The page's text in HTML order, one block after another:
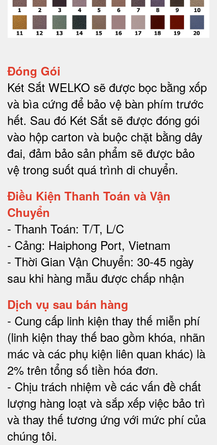
Đóng Gói
Két Sắt WELKO sẽ được bọc bằng xốp
và bìa cứng để bảo vệ bàn phím trước
hết. Sau đó Két Sắt sẽ được đóng gói
vào hộp carton và buộc chặt bằng dây
đai, đảm bảo sản phẩm sẽ được bảo
vệ trong suốt quá trình di chuyển.
Điều Kiện Thanh Toán và Vận
Chuyển
- Thanh Toán: T/T, L/C
- Cảng: Haiphong Port, Vietnam
- Thời Gian Vận Chuyển: 30-45 ngày
sau khi hàng mẫu được chấp nhận
Dịch vụ sau bán hàng
- Cung cấp linh kiện thay thế miễn phí
(linh kiện thay thế bao gồm khóa, nhãn
mác và các phụ kiện liên quan khác) là
2% trên tổng số tiền hóa đơn.
- Chịu trách nhiệm về các vấn đề chất
lượng hàng loạt và sắp xếp việc bảo trì
và thay thế tương ứng với mức phí của
chúng tôi.